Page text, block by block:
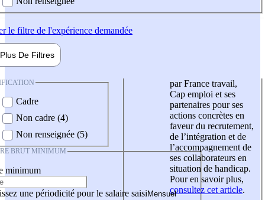
le filtre de l'expérience demandée
Plus De Filtres
Cadre
Non cadre (4)
Non renseignée (5)
BRUT MINIMUM
minimum
une périodicité pour le salaire saisi
par France travail,
Cap emploi et ses
partenaires pour ses
actions concrètes en
faveur du recrutement,
de l’intégration et de
l’accompagnement de
ses collaborateurs en
situation de handicap.
Pour en savoir plus,
consultez cet article.